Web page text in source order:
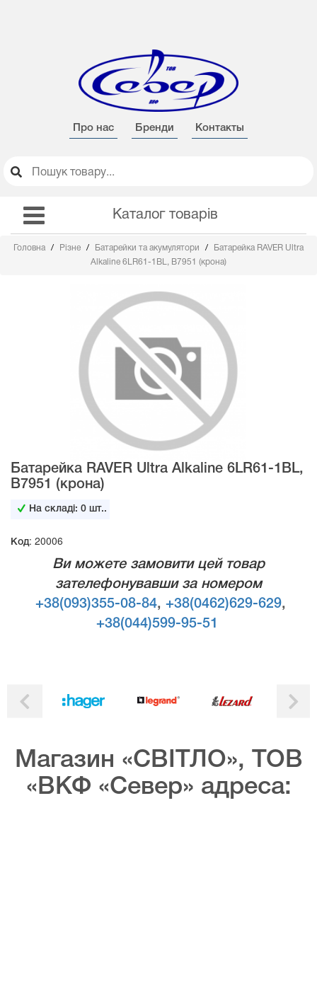
Про нас Бренди Контакты
Каталог товарів
Головна Різне Батарейки та акумулятори
Батарейка RAVER Ultra
Alkaline 6LR61-1BL, B7951 (крона)
Батарейка RAVER Ultra Alkaline 6LR61-1BL,
B7951 (крона)
На складі:0 шт..
Код: 20006
Ви можете замовити цей товар
зателефонувавши за номером
+38(093)355-08-84, +38(0462)629-629,
+38(044)599-95-51
Магазин «СВІТЛО», ТОВ
«ВКФ «Север» адреса: